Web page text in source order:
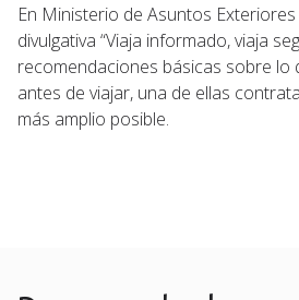
En Ministerio de Asuntos
divulgativa “Viaja informado, viaja
recomendaciones básicas sobre lo
antes de viajar, una de ellas
más amplio posible.